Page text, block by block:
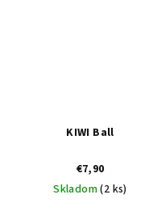
KIWI Ball
€7,90
Skladom(2 ks)